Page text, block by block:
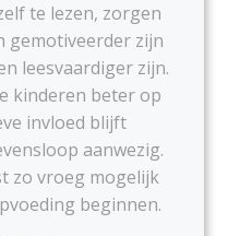
te lezen, zorgen
gemotiveerder zijn
leesvaardiger zijn.
kinderen beter op
invloed blijft
aanwezig.
zo vroeg mogelijk
beginnen.